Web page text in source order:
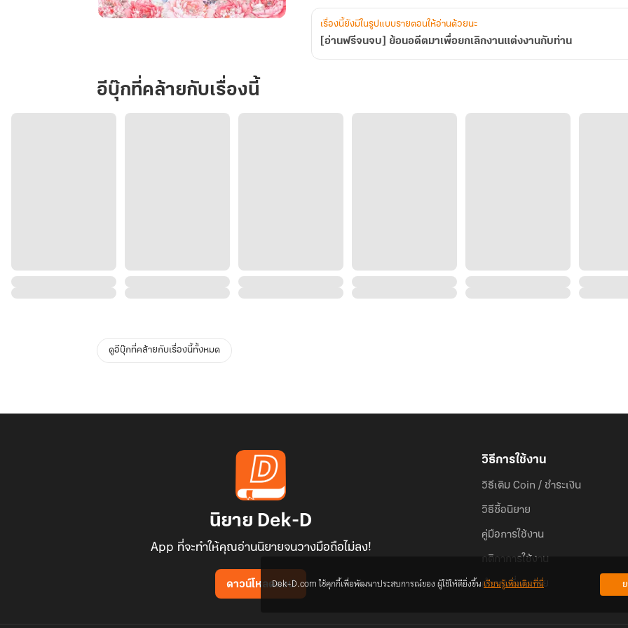
เพื่อ
ยกเลิก
งาน
เรื่องนี้ยังมีในรูปแบบรายตอนให้อ่านด้วยนะ
[อ่านฟรีจนจบ] ย้อนอดีตมาเพื่อยกเลิกงานแต่งงานกับท่าน
อีบุ๊กที่คล้ายกับเรื่องนี้
ดูอีบุ๊กที่คล้ายกับเรื่องนี้ทั้งหมด
นิยาย Dek-D
App ที่จะทำให้คุณอ่านนิยายจนวางมือถือไม่ลง!
ดาวน์โหลดแอป
วิธีการใช้งาน
วิธีเติม Coin / ชำระเงิน
วิธีซื้อนิยาย
คู่มือการใช้งาน
กติกาการใช้งาน
คำถามที่พบบ่อย
Dek-D.com ใช้คุกกี้เพื่อพัฒนาประสบการณ์ของ ผู้ใช้ให้ดียิ่งขึ้นเรียนรู้เพิ่มเติมที่นี่